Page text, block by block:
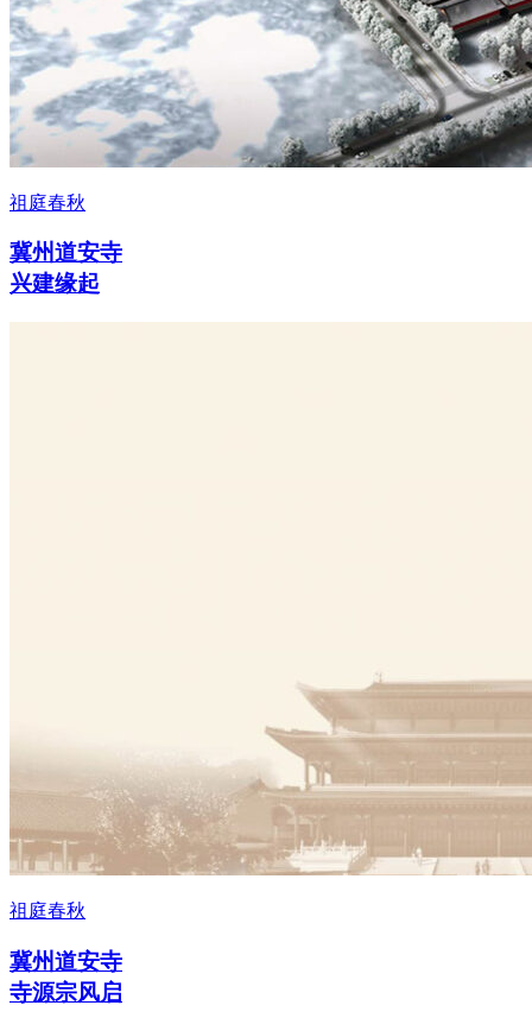
祖庭春秋
冀州道安寺
兴建缘起
祖庭春秋
冀州道安寺
寺源宗风启